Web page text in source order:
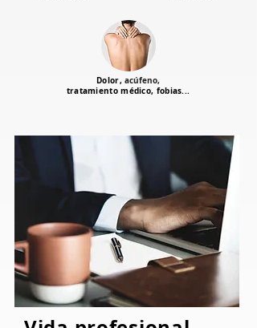
Dolor, acúfeno,
tratamiento médico, fobias...